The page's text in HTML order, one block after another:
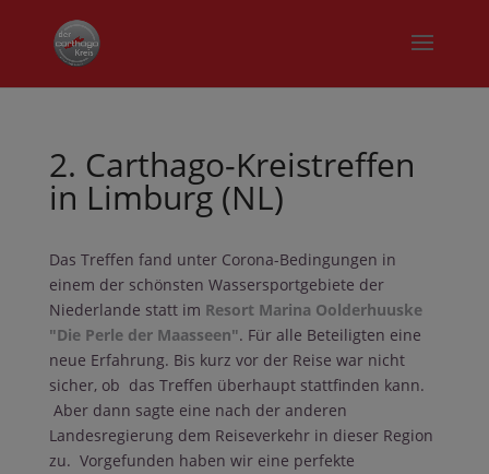
2. Carthago-Kreistreffen
in Limburg (NL)
Das Treffen fand unter Corona-Bedingungen in
einem der schönsten Wassersportgebiete der
Niederlande statt im Resort Marina Oolderhuuske
"Die Perle der Maasseen". Für alle Beteiligten eine
neue Erfahrung. Bis kurz vor der Reise war nicht
sicher, ob das Treffen überhaupt stattfinden kann.
Aber dann sagte eine nach der anderen
Landesregierung dem Reiseverkehr in dieser Region
zu. Vorgefunden haben wir eine perfekte